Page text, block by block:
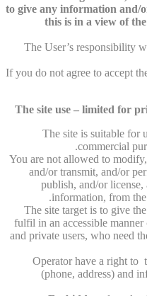
to give any information and/
this is in a view of
The User’s responsibility
If you do not agree to accept
The site use – limited for
The site is suitable for
commercial
You are not allowed to
and/or transmit, and/or
publish, and/or license,
information, from the
The site target is to give
fulfil in an accessible manner
and private users, who need
Operator have a right to
(phone, address) and